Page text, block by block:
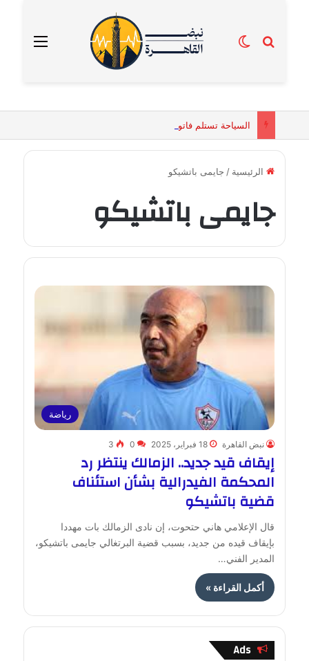
القائمة بحث عنالوضع المظلم
الرئيسية / جايمى باتشيكو
جايمى باتشيكو
رياضة
نبض القاهرة 18 فبراير، 2025 0
3
إيقاف قيد جديد.. الزمالك ينتظر رد
المحكمة الفيدرالية بشأن استئناف
قضية باتشيكو
قال الإعلامي هاني حتحوت، إن نادى الزمالك بات مهددا
بإيقاف قيده من جديد، بسبب قضية البرتغالي جايمى باتشيكو،
المدير الفني…
أكمل القراءة »
Ads